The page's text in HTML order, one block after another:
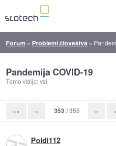
Forum » Problemi človeštva »
Pandemija COVID-19
Temo vidijo: vsi
«« « 353 / 355 »
Poldi112